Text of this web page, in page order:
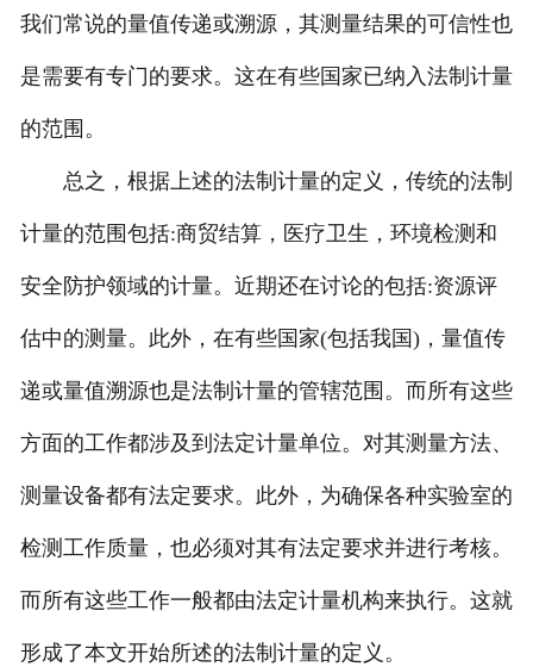
我们常说的量值传递或溯源，其测量结果的可信性也
是需要有专门的要求。这在有些国家已纳入法制计量
的范围。
总之，根据上述的法制计量的定义，传统的法制
计量的范围包括:商贸结算，医疗卫生，环境检测和
安全防护领域的计量。近期还在讨论的包括:资源评
估中的测量。此外，在有些国家(包括我国)，量值传
递或量值溯源也是法制计量的管辖范围。而所有这些
方面的工作都涉及到法定计量单位。对其测量方法、
测量设备都有法定要求。此外，为确保各种实验室的
检测工作质量，也必须对其有法定要求并进行考核。
而所有这些工作一般都由法定计量机构来执行。这就
形成了本文开始所述的法制计量的定义。